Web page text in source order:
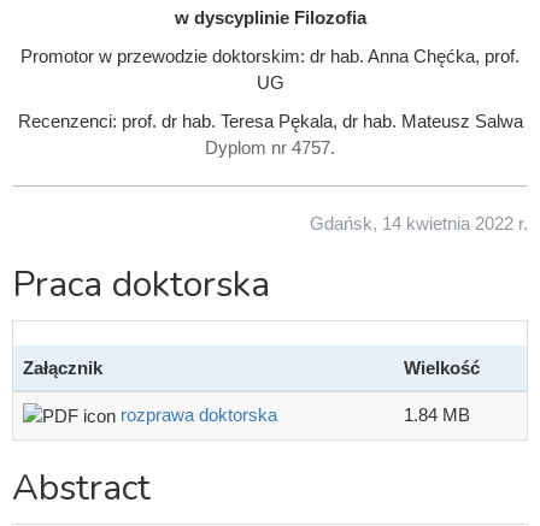
w dyscyplinie Filozofia
Promotor w przewodzie doktorskim: dr hab. Anna Chęćka, prof.
UG
Recenzenci: prof. dr hab. Teresa Pękala, dr hab. Mateusz Salwa
Dyplom nr 4757.
Gdańsk, 14 kwietnia 2022 r.
Praca doktorska
Załącznik Wielkość
rozprawa doktorska 1.84 MB
Abstract